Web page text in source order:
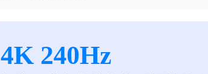
4K 240Hz